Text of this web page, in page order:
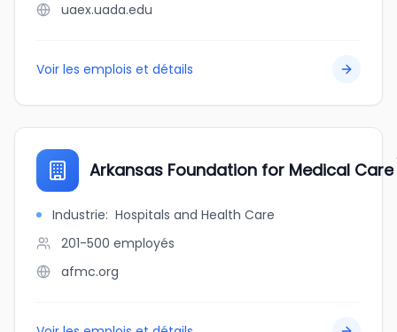
uaex.uada.edu
Voir les emplois et détails
Arkansas Foundation for Medical Care
Industrie: Hospitals and Health Care
201-500 employés
afmc.org